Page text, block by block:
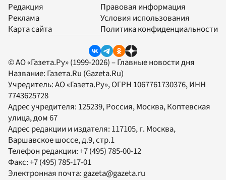
Редакция
Реклама
Карта сайта
Правовая информация
Условия использования
Политика конфиденциальности
© АО «Газета.Ру» (1999-2026) – Главные новости дня
Название: Газета.Ru (Gazeta.Ru)
Учредитель:АО «Газета.Ру», ОГРН 1067761730376, ИНН
7743625728
Адрес учредителя: 125239, Россия, Москва, Коптевская
улица, дом 67
Адрес редакции и издателя: 117105, г. Москва,
Варшавское шоссе, д.9, стр.1
Телефон редакции:+7 (495) 785-00-12
Факс:+7 (495) 785-17-01
Электронная почта:gazeta@gazeta.ru